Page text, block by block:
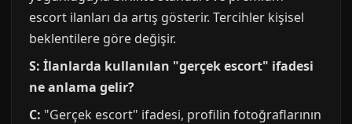
escort ilanları da artış gösterir. Tercihler kişisel
beklentilere göre değişir.
S: İlanlarda kullanılan "gerçek escort" ifadesi
ne anlama gelir?
C: "Gerçek escort" ifadesi, profilin fotoğraflarının